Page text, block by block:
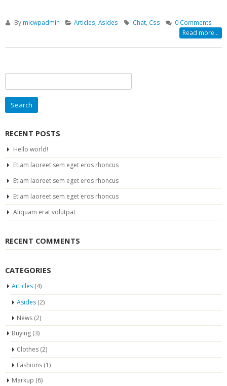
By micwpadmin Articles ,Asides Chat Css 0 Comments
Read more...
for:
RECENT POSTS
Hello world!
Etiam laoreet sem eget eros rhoncus
Etiam laoreet sem eget eros rhoncus
Etiam laoreet sem eget eros rhoncus
Aliquam erat volutpat
RECENT COMMENTS
CATEGORIES
Articles (4)
Asides (2)
News (2)
Buying (3)
Clothes (2)
Fashions (1)
Markup (6)